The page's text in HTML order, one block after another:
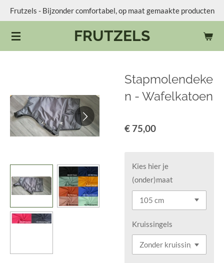
Ga
naar
de
FRUTZELS
Frutzels - Bijzonder comfortabel, op maat gemaakte producten
Stapmolendeke
n - Wafelkatoen
€ 75,00
Kies hier je
(onder)maat
Kruissingels